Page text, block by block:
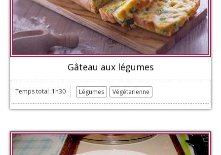
Gâteau aux légumes
Temps total :1h30 Légumes Végétarienne